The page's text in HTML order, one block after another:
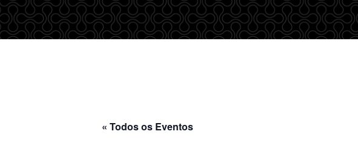
« Todos os Eventos